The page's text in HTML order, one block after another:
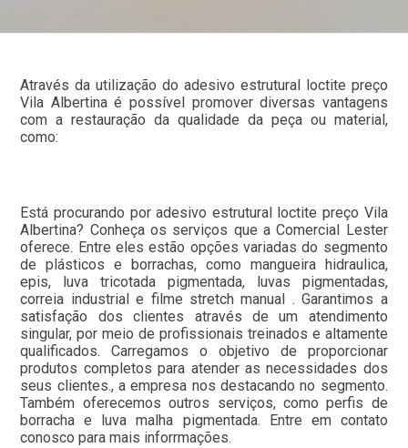
Através da utilização do adesivo estrutural loctite preço
Vila Albertina é possível promover diversas vantagens
com a restauração da qualidade da peça ou material,
como:
Está procurando por adesivo estrutural loctite preço Vila
Albertina? Conheça os serviços que a Comercial Lester
oferece. Entre eles estão opções variadas do segmento
de plásticos e borrachas, como mangueira hidraulica,
epis, luva tricotada pigmentada, luvas pigmentadas,
correia industrial e filme stretch manual . Garantimos a
satisfação dos clientes através de um atendimento
singular, por meio de profissionais treinados e altamente
qualificados. Carregamos o objetivo de proporcionar
produtos completos para atender as necessidades dos
seus clientes., a empresa nos destacando no segmento.
Também oferecemos outros serviços, como perfis de
borracha e luva malha pigmentada. Entre em contato
conosco para mais inforrmações.